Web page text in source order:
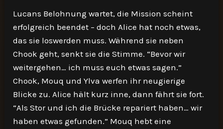
Lucans Belohnung wartet, die Mission scheint
erfolgreich beendet – doch Alice hat noch etwas,
das sie loswerden muss. Während sie neben
Chook geht, senkt sie die Stimme. “Bevor wir
weitergehen… ich muss euch etwas sagen.”
Chook, Mouq und Ylva werfen ihr neugierige
Blicke zu. Alice hält kurz inne, dann fährt sie fort.
“Als Stor und ich die Brücke repariert haben… wir
haben etwas gefunden.” Mouq hebt eine